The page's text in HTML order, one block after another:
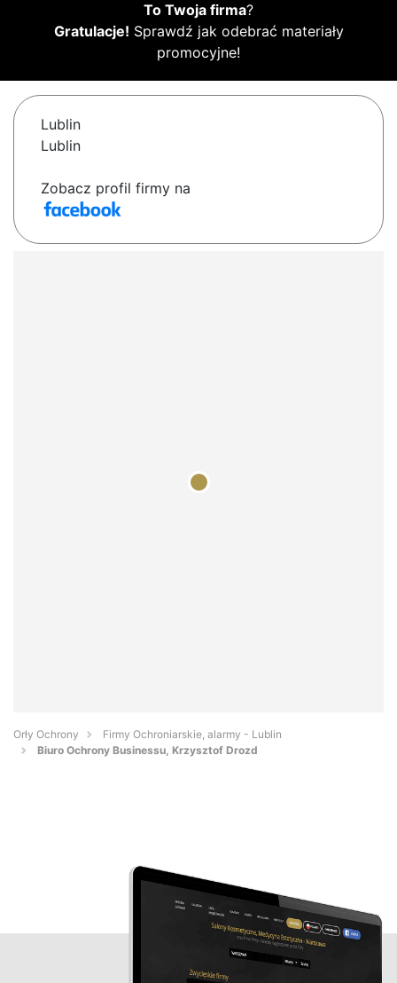
To Twoja firma?
Gratulacje! Sprawdź jak odebrać materiały
promocyjne!
Lublin
Lublin
Zobacz profil firmy na
Orły Ochrony
Firmy Ochroniarskie, alarmy - Lublin
Biuro Ochrony Businessu, Krzysztof Drozd